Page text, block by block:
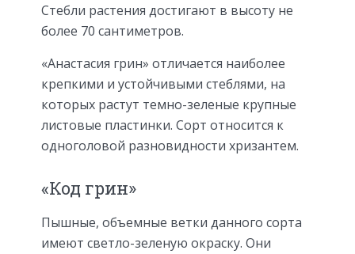
Стебли растения достигают в высоту не
более 70 сантиметров.
«Анастасия грин» отличается наиболее
крепкими и устойчивыми стеблями, на
которых растут темно-зеленые крупные
листовые пластинки. Сорт относится к
одноголовой разновидности хризантем.
«Код грин»
Пышные, объемные ветки данного сорта
имеют светло-зеленую окраску. Они